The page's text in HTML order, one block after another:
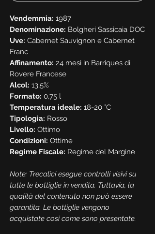
Vendemmia: 1987
Denominazione: Bolgheri Sassicaia DOC
Uve: Cabernet Sauvignon e Cabernet
Franc
Affinamento: 24 mesi in Barriques di
Rovere Francese
Alcol: 13,5%
Formato: 0,75 l
Temperatura ideale: 18-20 °C
Tipologia: Rosso
Livello: Ottimo
Condizioni: Ottime
Regime Fiscale: Regime del Margine
Note: Trecalici esegue controlli visivi su
tutte le bottiglie in vendita. Tuttavia, la
qualità del contenuto non può essere
garantita. Le bottiglie vengono
acquistate così come sono presentate.